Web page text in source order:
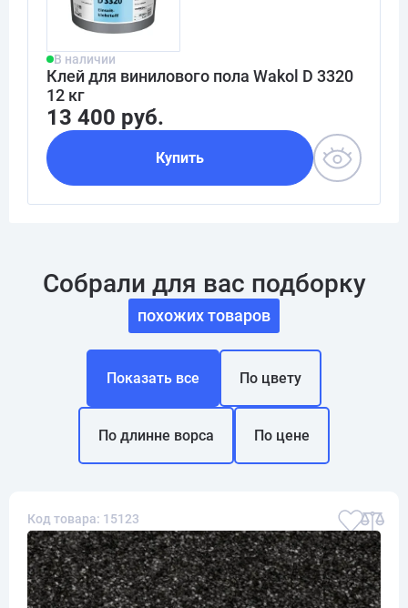
В наличии
Клей для винилового пола Wakol D 3320
12 кг
13 400 руб.
Купить
Собрали для вас подборку
похожих товаров
Показать все По цвету
По длинне ворса По цене
Код товара: 15123